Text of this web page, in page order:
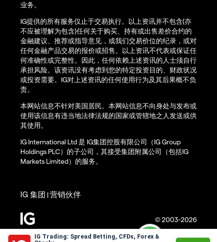
IG Trading: Spread Betting, CFDs, Forex &
业务。
IG提供的所有服务仅止于交易执行。以上资讯并不包含(亦
不应被理解为包含)任何关于购买、持有或出售差价合约的
金融建议、推荐或指导意见，或我们交易价位的纪录，或对
任何金融产品交易的报价或招售。以上资讯不代表或保证任
何准确性或完整性。因此，任何依赖上述资讯的人士须自行
承担风险。该资讯没有考虑到您的特定投资目的、财政状况
或投资需要。IG对上述资讯的任何使用行为及其后果概不负
责。
本网站信息不针对美国居民。本网站信息不向身处与发布或
使用该信息有违当地法律法规的国家或管辖地之人发送或供
其使用。
IG International Ltd 是 IG集团控股有限公司（IG Group
Holdings PLC）的子公司，其接受集团附属公司（包括IG
Markets Limited）的服务。
© 2003-2026
IG 集团 |营销伙伴